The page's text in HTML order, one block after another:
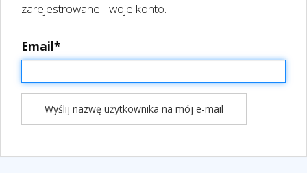
zarejestrowane Twoje konto.
Email*